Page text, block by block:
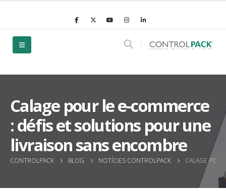
Calage pour le e-commerce
: défis et solutions pour une
livraison sans encombre
CONTROLPACK BLOG NOTÍCIES CONTROLPACK CALAGE